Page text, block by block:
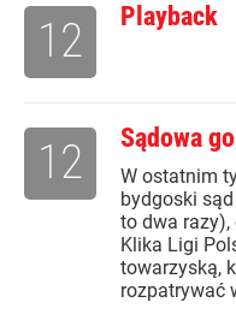
Playback
12
Sądowa
W ostatnim
bydgoski
to dwa razy),
Klika Ligi
towarzyską,
rozpatrywać
12